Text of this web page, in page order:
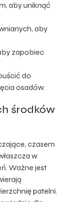
aby uniknąć
aby
zapobiec
do
osadów.
środków
czasem
w
Ważne jest
patelni.